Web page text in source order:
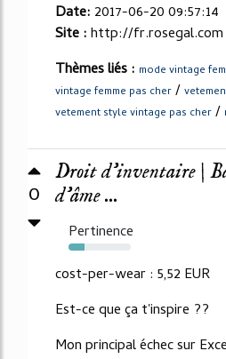
Date: 2017-06-20 09:57:14
Site :http://fr.rosegal.com
Thèmes liés : mode vintage
vintage femme pas cher /
vetement style vintage pas cher /
0
Droit d’inventaire |
d'âme ...
Pertinence
25%
cost-per-wear : 5,52 EUR
Est-ce que ça t'inspire ??
Mon principal échec sur